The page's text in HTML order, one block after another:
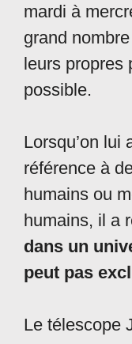
mardi à
grand
leurs propres
possible.
Lorsqu’on lui
référence à
humains ou
humains, il a
dans un
peut pas
Le télescope